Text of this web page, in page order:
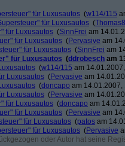
für Luxusautos (w114/115
für Luxusautos (
für Luxusautos (SinnFrei am
für Luxusautos (Pervasive am
für Luxusautos (SinnFrei am
für Luxusautos (ddrobesch am
(w114/115 am
Luxusautos (Pervasive am
(doncapo am 14.01.2007,
Luxusautos (Pervasive am
für Luxusautos (doncapo am
für Luxusautos (Pervasive am
für Luxusautos (patos am
für Luxusautos (Pervasive
oder Autor hat seine